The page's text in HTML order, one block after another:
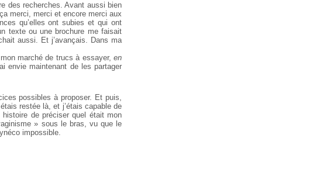
des recherches. Avant aussi bien
merci, merci et encore merci aux
qu’elles ont subies et qui ont
texte ou une brochure me faisait
aussi. Et j’avançais. Dans ma
marché de trucs à essayer, en
envie maintenant de les partager
possibles à proposer. Et puis,
restée là, et j’étais capable de
de préciser quel était mon
» sous le bras, vu que le
impossible.